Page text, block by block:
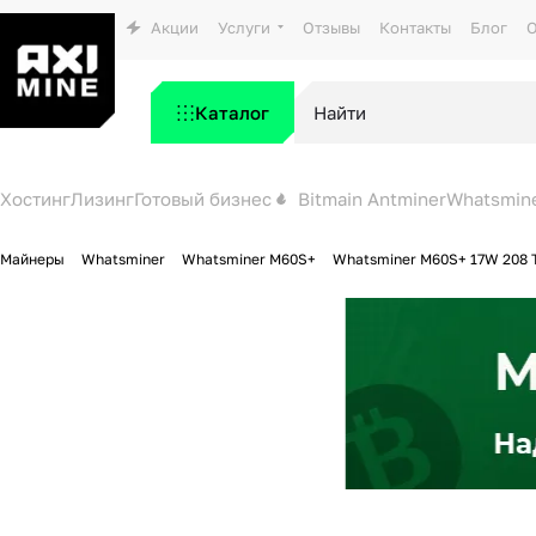
Акции Услуги Отзывы Контакты Блог
Каталог
ХостингЛизингГотовый бизнес Bitmain Antminer
Майнеры Whatsminer Whatsminer M60S+ Whatsminer M60S+ 17W 208